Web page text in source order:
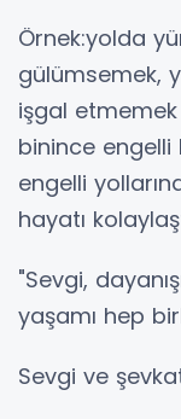
Örnek:yolda
gülümsemek,
işgal
binince engelli
engelli
hayatı
"Sevgi,
yaşamı hep
Sevgi ve